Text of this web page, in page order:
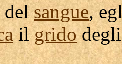
delsangue,
ilgrido